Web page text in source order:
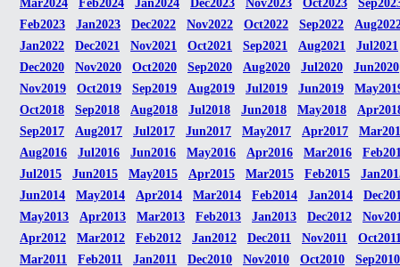
Mar2024
Feb2024 Jan2024 Dec2023 Nov2023 Oct2023
Feb2023
Jan2023 Dec2022 Nov2022 Oct2022 Sep2022
Jan2022
Dec2021 Nov2021 Oct2021 Sep2021 Aug2021
Jul2021
Dec2020
Nov2020 Oct2020 Sep2020 Aug2020 Jul2020
Jun2020
Nov2019
Oct2019 Sep2019 Aug2019 Jul2019 Jun2019
Oct2018
Sep2018 Aug2018 Jul2018 Jun2018 May2018
Sep2017
Aug2017 Jul2017 Jun2017 May2017 Apr2017
Aug2016
Jul2016 Jun2016 May2016 Apr2016 Mar2016
Jul2015
Jun2015 May2015 Apr2015 Mar2015 Feb2015
Jun2014
May2014 Apr2014 Mar2014 Feb2014 Jan2014
May2013
Apr2013 Mar2013 Feb2013 Jan2013 Dec2012
Apr2012
Mar2012 Feb2012 Jan2012 Dec2011 Nov2011
Mar2011
Feb2011 Jan2011 Dec2010 Nov2010 Oct2010
Sep2010